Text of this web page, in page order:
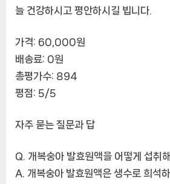
늘 건강하시고 평안하시길 빕니다.
가격: 60,000원
배송료: 0원
총평가수: 894
평점: 5/5
자주 묻는 질문과 답
Q. 개복숭아 발효원액을 어떻게 섭취
A. 개복숭아 발효원액은 생수로 희석